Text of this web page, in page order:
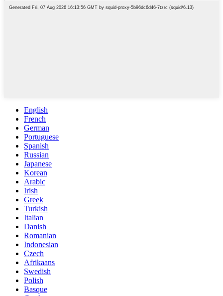
English
French
German
Portuguese
Spanish
Russian
Japanese
Korean
Arabic
Irish
Greek
Turkish
Italian
Danish
Romanian
Indonesian
Czech
Afrikaans
Swedish
Polish
Basque